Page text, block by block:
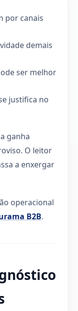
por canais
demais
ser melhor
justifica no
ganha
O leitor
a enxergar
operacional
B2B.